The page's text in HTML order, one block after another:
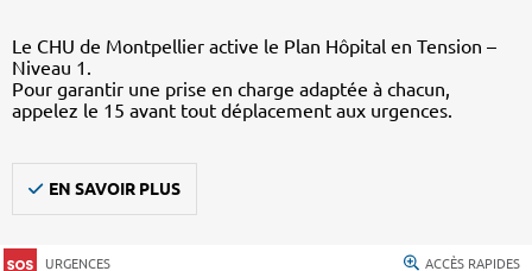
Le CHU de Montpellier active le Plan Hôpital en Tension –
Niveau 1.
Pour garantir une prise en charge adaptée à chacun,
appelez le 15 avant tout déplacement aux urgences.
EN SAVOIR PLUS
URGENCES ACCÈS RAPIDES